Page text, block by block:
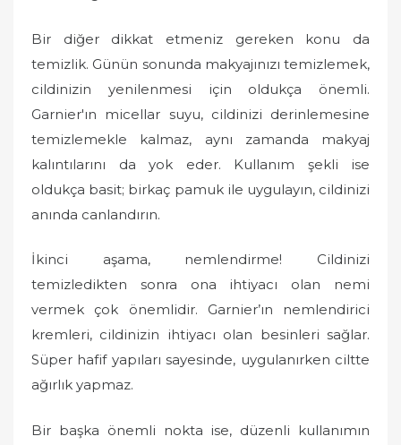
Bir diğer dikkat etmeniz gereken konu da
temizlik. Günün sonunda makyajınızı temizlemek,
cildinizin yenilenmesi için oldukça önemli.
Garnier'ın micellar suyu, cildinizi derinlemesine
temizlemekle kalmaz, aynı zamanda makyaj
kalıntılarını da yok eder. Kullanım şekli ise
oldukça basit; birkaç pamuk ile uygulayın, cildinizi
anında canlandırın.
İkinci aşama, nemlendirme! Cildinizi
temizledikten sonra ona ihtiyacı olan nemi
vermek çok önemlidir. Garnier’ın nemlendirici
kremleri, cildinizin ihtiyacı olan besinleri sağlar.
Süper hafif yapıları sayesinde, uygulanırken ciltte
ağırlık yapmaz.
Bir başka önemli nokta ise, düzenli kullanımın